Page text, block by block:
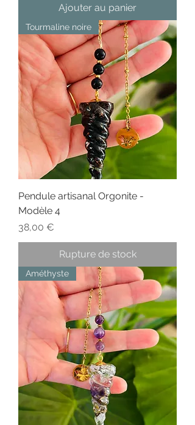
Ajouter au panier
Tourmaline noire
Pendule artisanal Orgonite -
Modèle 4
Prix
38,00 €
Rupture de stock
Améthyste